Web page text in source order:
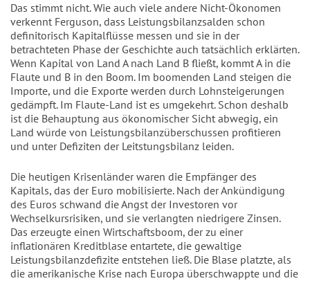
Das stimmt nicht. Wie auch viele andere Nicht-Ökonomen
verkennt Ferguson, dass Leistungsbilanzsalden schon
definitorisch Kapitalflüsse messen und sie in der
betrachteten Phase der Geschichte auch tatsächlich erklärten.
Wenn Kapital von Land A nach Land B fließt, kommt A in die
Flaute und B in den Boom. Im boomenden Land steigen die
Importe, und die Exporte werden durch Lohnsteigerungen
gedämpft. Im Flaute-Land ist es umgekehrt. Schon deshalb
ist die Behauptung aus ökonomischer Sicht abwegig, ein
Land würde von Leistungsbilanzüberschussen profitieren
und unter Defiziten der Leitstungsbilanz leiden.
Die heutigen Krisenländer waren die Empfänger des
Kapitals, das der Euro mobilisierte. Nach der Ankündigung
des Euros schwand die Angst der Investoren vor
Wechselkursrisiken, und sie verlangten niedrigere Zinsen.
Das erzeugte einen Wirtschaftsboom, der zu einer
inflationären Kreditblase entartete, die gewaltige
Leistungsbilanzdefizite entstehen ließ. Die Blase platzte, als
die amerikanische Krise nach Europa überschwappte und die